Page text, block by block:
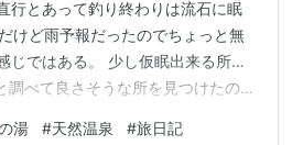
行とあって釣り終わりは流石に眠
けど雨予報だったのでちょっと無
じではある。 少し仮眠出来る所…
べて良さそうな所を見つけたの
が一番やな、という事で此方を選
湯 #天然温泉 #旅日記